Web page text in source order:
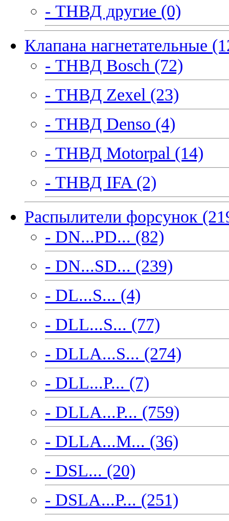
- ТНВД другие (0)
Клапана нагнетательные
- ТНВД Bosch (72)
- ТНВД Zexel (23)
- ТНВД Denso (4)
- ТНВД Motorpal (14)
- ТНВД IFA (2)
Распылители форсунок
- DN...PD... (82)
- DN...SD... (239)
- DL...S... (4)
- DLL...S... (77)
- DLLA...S... (274)
- DLL...P... (7)
- DLLA...P... (759)
- DLLA...M... (36)
- DSL... (20)
- DSLA...P... (251)